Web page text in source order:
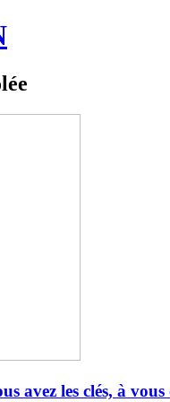
avez les clés, à